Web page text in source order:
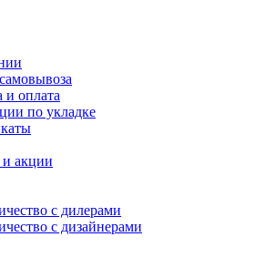
и оплата
по укладке
акции
с дилерами
с дизайнерами